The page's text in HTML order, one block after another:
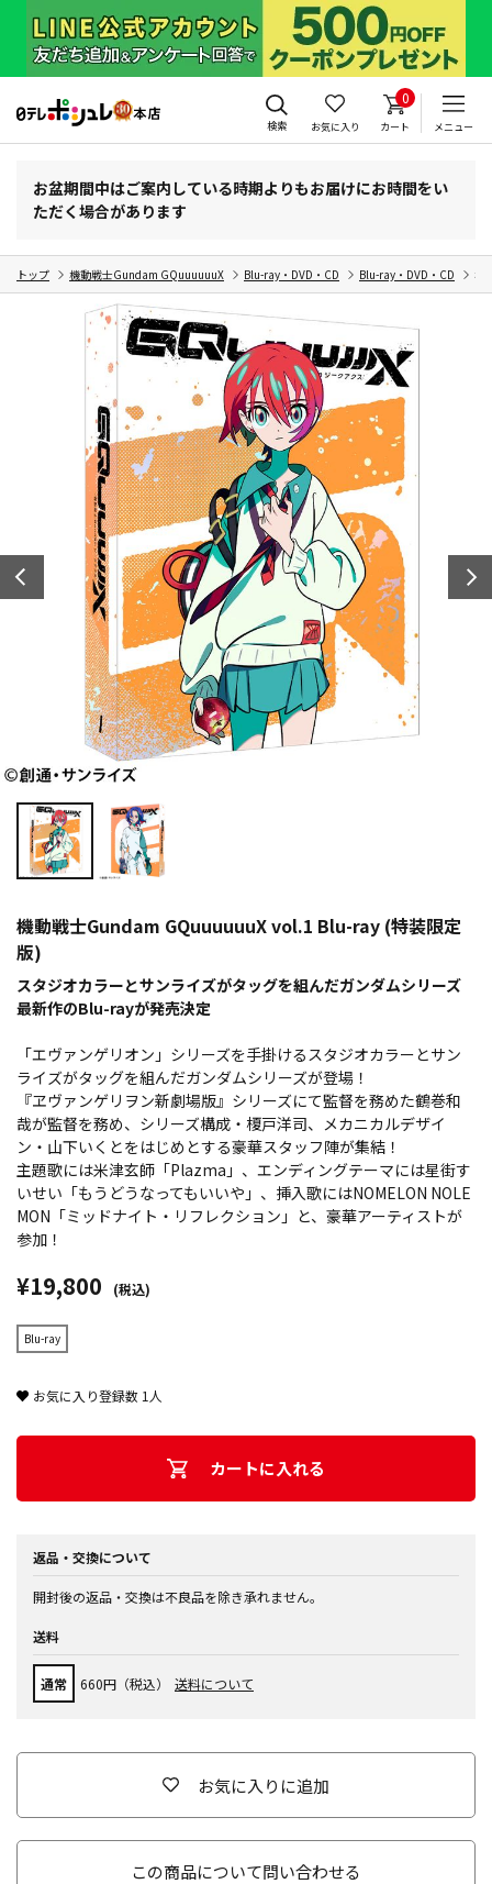
検索 お気に入り
0
カート メニュー
お盆期間中はご案内している時期よりもお届けにお時間をい
ただく場合があります
トップ 機動戦士Gundam GQuuuuuuX Blu-ray・DVD・CD Blu-ray・DVD・CD 機
機動戦士Gundam GQuuuuuuX vol.1 Blu-ray (特装限定
版)
スタジオカラーとサンライズがタッグを組んだガンダムシリーズ
最新作のBlu-rayが発売決定
「エヴァンゲリオン」シリーズを手掛けるスタジオカラーとサン
ライズがタッグを組んだガンダムシリーズが登場！
『ヱヴァンゲリヲン新劇場版』シリーズにて監督を務めた鶴巻和
哉が監督を務め、シリーズ構成・榎戸洋司、メカニカルデザイ
ン・山下いくとをはじめとする豪華スタッフ陣が集結！
主題歌には米津玄師「Plazma」、エンディングテーマには星街す
いせい「もうどうなってもいいや」、挿入歌にはNOMELON NOLE
MON「ミッドナイト・リフレクション」と、豪華アーティストが
参加！
¥19,800 (税込)
Blu-ray
お気に入り登録数 1 人
カートに入れる
返品・交換について
開封後の返品・交換は不良品を除き承れません。
送料
通常 660円（税込） 送料について
お気に入りに追加
この商品について問い合わせる